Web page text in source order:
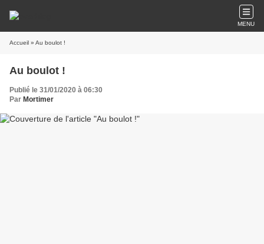
MENU
Accueil » Au boulot !
Au boulot !
Publié le 31/01/2020 à 06:30
Par Mortimer